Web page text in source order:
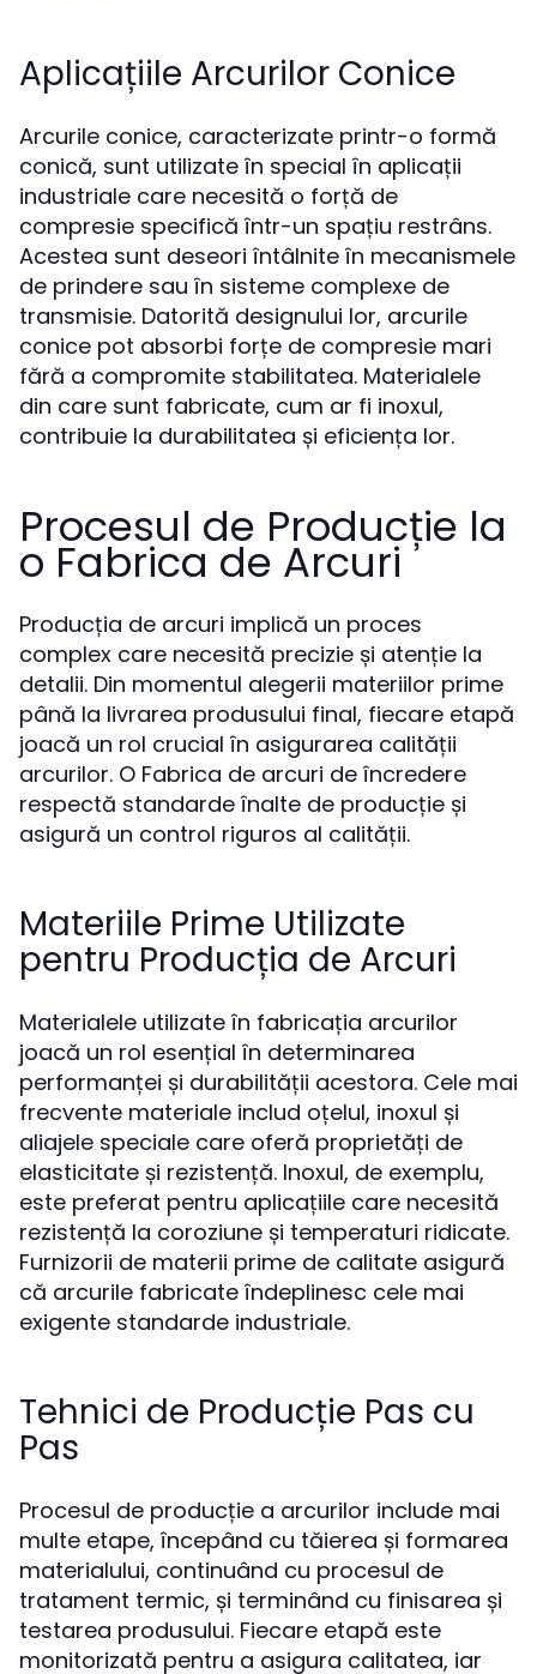
Aplicațiile Arcurilor Conice
Arcurile conice, caracterizate printr-o formă
conică, sunt utilizate în special în aplicații
industriale care necesită o forță de
compresie specifică într-un spațiu restrâns.
Acestea sunt deseori întâlnite în mecanismele
de prindere sau în sisteme complexe de
transmisie. Datorită designului lor, arcurile
conice pot absorbi forțe de compresie mari
fără a compromite stabilitatea. Materialele
din care sunt fabricate, cum ar fi inoxul,
contribuie la durabilitatea și eficiența lor.
Procesul de Producție la
o Fabrica de Arcuri
Producția de arcuri implică un proces
complex care necesită precizie și atenție la
detalii. Din momentul alegerii materiilor prime
până la livrarea produsului final, fiecare etapă
joacă un rol crucial în asigurarea calității
arcurilor. O Fabrica de arcuri de încredere
respectă standarde înalte de producție și
asigură un control riguros al calității.
Materiile Prime Utilizate
pentru Producția de Arcuri
Materialele utilizate în fabricația arcurilor
joacă un rol esențial în determinarea
performanței și durabilității acestora. Cele mai
frecvente materiale includ oțelul, inoxul și
aliajele speciale care oferă proprietăți de
elasticitate și rezistență. Inoxul, de exemplu,
este preferat pentru aplicațiile care necesită
rezistență la coroziune și temperaturi ridicate.
Furnizorii de materii prime de calitate asigură
că arcurile fabricate îndeplinesc cele mai
exigente standarde industriale.
Tehnici de Producție Pas cu
Pas
Procesul de producție a arcurilor include mai
multe etape, începând cu tăierea și formarea
materialului, continuând cu procesul de
tratament termic, și terminând cu finisarea și
testarea produsului. Fiecare etapă este
monitorizată pentru a asigura calitatea, iar